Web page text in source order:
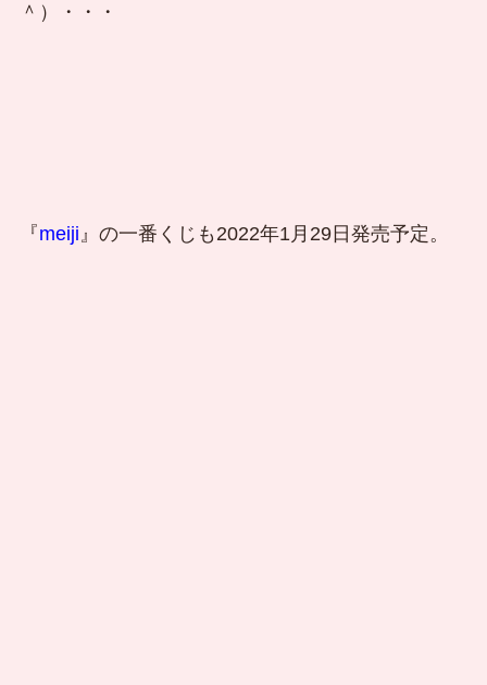
＾）・・・
『meiji 』の一番くじも2022年1月29日発売予定。